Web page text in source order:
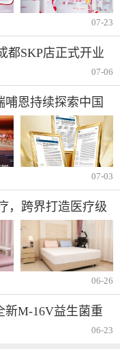
07-23
都SKP店正式开业
07-06
恩持续探索中国
07-03
，跨界打造医疗级
06-26
新M-16V益生菌重
06-23